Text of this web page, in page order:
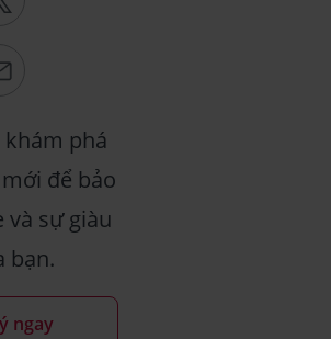
phá
để bảo
và sự giàu
bạn.
ngay